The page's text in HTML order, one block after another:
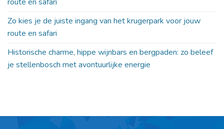
Zo kies je de juiste ingang van het krugerpark voor jouw
route en safari
Historische charme, hippe wijnbars en bergpaden: zo beleef
je stellenbosch met avontuurlijke energie